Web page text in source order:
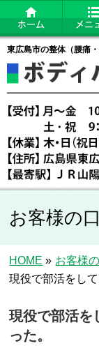
東広島市の整体（腰痛
お客様の
HOME » お客様
現役で部活をし
現役で部活を
った。